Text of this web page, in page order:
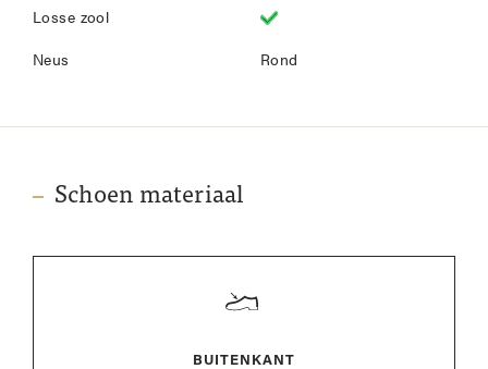
Losse zool
Neus Rond
Schoen materiaal
BUITENKANT